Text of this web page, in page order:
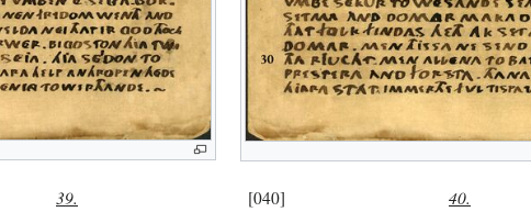
39.
[040]
40.